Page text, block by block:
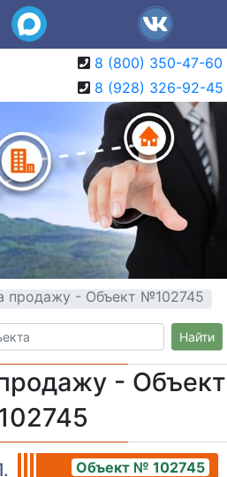
8 (800) 350-47-60
8 (928) 326-92-45
продажу - Объект №102745
Найти
- Объект
Объект № 102745